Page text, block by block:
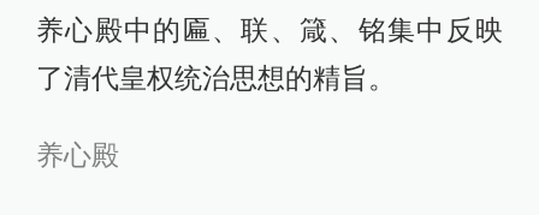
养心殿中的匾、联、箴、铭集中反映
了清代皇权统治思想的精旨。
养心殿